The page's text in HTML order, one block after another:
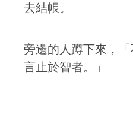
去結帳。
旁邊的人蹲下來，
言止於智者。」